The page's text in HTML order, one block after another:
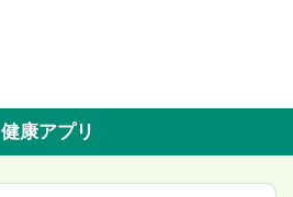
健康アプリ